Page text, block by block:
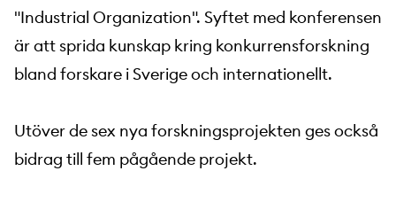
"Industrial Organization". Syftet med konferensen
är att sprida kunskap kring konkurrensforskning
bland forskare i Sverige och internationellt.
Utöver de sex nya forskningsprojekten ges också
bidrag till fem pågående projekt.